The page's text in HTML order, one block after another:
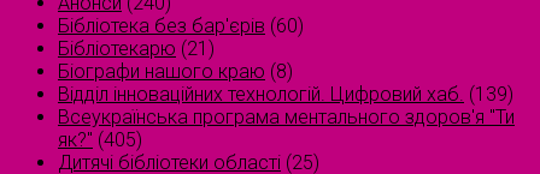
Бібліотека без бар'єрів (60)
Бібліотекарю (21)
Біографи нашого краю (8)
Відділ інноваційних технологій. Цифровий хаб. (139)
Всеукраїнська програма ментального здоров'я "Ти
як?" (405)
Дитячі бібліотеки області (25)